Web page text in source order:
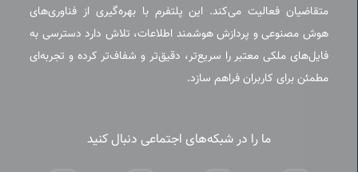
متقاضیان فعالیت می‌کند. این پلتفرم با بهره‌گیری از فناوری‌های
هوش مصنوعی و پردازش هوشمند اطلاعات، تلاش دارد دسترسی به
فایل‌های ملکی معتبر را سریع‌تر، دقیق‌تر و شفاف‌تر کرده و تجربه‌ای
مطمئن برای کاربران فراهم سازد.
ما را در شبکه‌های اجتماعی دنبال کنید